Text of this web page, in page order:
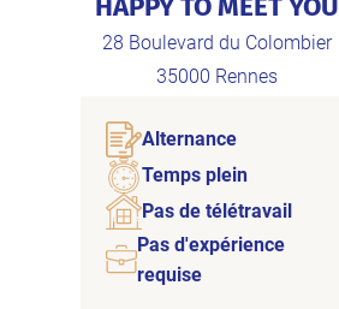
HAPPY TO MEET YOU
28 Boulevard du Colombier
35000 Rennes
Alternance
Temps plein
Pas de télétravail
Pas d'expérience
requise